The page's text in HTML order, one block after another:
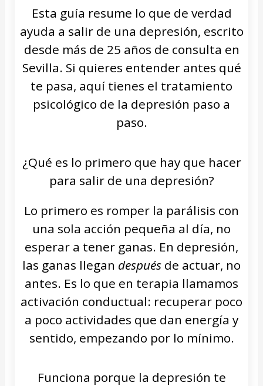
Esta guía resume lo que de verdad
ayuda a salir de una depresión, escrito
desde más de 25 años de consulta en
Sevilla. Si quieres entender antes qué
te pasa, aquí tienes el tratamiento
psicológico de la depresión paso a
paso.
¿Qué es lo primero que hay que hacer
para salir de una depresión?
Lo primero es romper la parálisis con
una sola acción pequeña al día, no
esperar a tener ganas. En depresión,
las ganas llegan después de actuar, no
antes. Es lo que en terapia llamamos
activación conductual: recuperar poco
a poco actividades que dan energía y
sentido, empezando por lo mínimo.
Funciona porque la depresión te